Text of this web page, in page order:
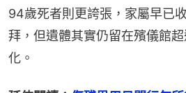
94歲死者則更誇張，家屬早已
拜，但遺體其實仍留在殯儀館
化。